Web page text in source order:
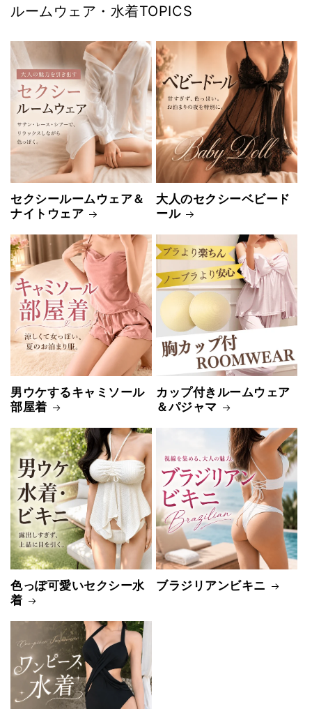
ルームウェア・水着TOPICS
セクシールームウェア＆
ナイトウェア
大人のセクシーベビード
ール
男ウケするキャミソール
部屋着
カップ付きルームウェア
＆パジャマ
色っぽ可愛いセクシー水
着
ブラジリアンビキニ